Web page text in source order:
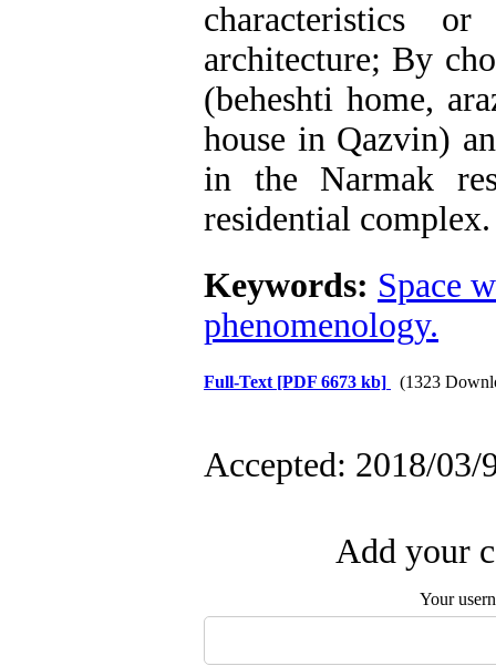
characteristics
architecture; By
(beheshti home,
house in Qazvin)
in the Narmak
residential complex.
Keywords: Space
phenomenology.
Full-Text [PDF 6673 kb] (1323
Accepted: 2018/03/
Add your
Your